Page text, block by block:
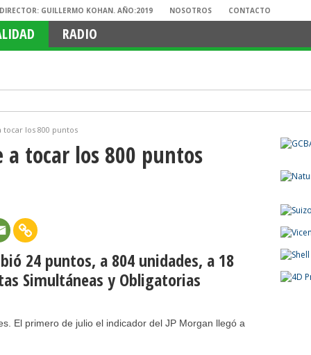
GUILLERMO KOHAN. AÑO:2019 NOSOTROS CONTACTO
RADIO
tocar los 800 puntos
a tocar los 800 puntos
24 puntos, a 804 unidades, a 18
Simultáneas y Obligatorias
El primero de julio el indicador del JP Morgan llegó a